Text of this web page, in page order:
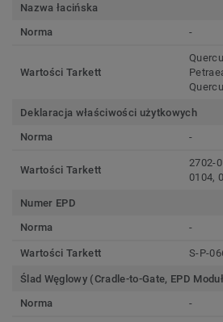
Nazwa łacińska
Norma
-
Wartości Tarkett
Deklaracja właściwości użytkowych
Norma
-
Wartości Tarkett
2702-
0104,
Numer EPD
Norma
-
Wartości Tarkett S-P-
Ślad Węglowy (Cradle-to-Gate, EPD
Norma
-